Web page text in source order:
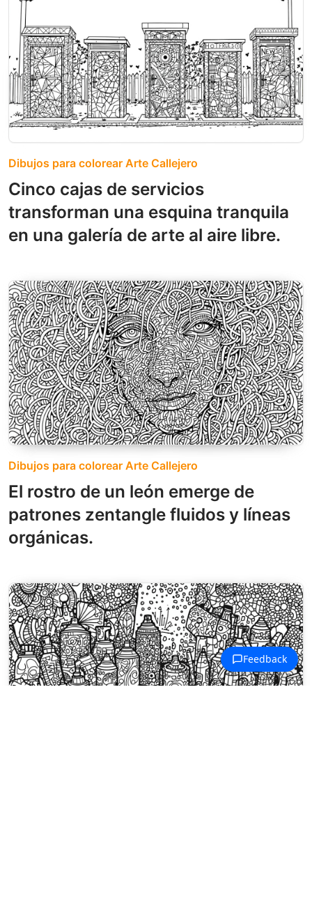
Dibujos para colorear Arte Callejero
Cinco cajas de servicios
transforman una esquina tranquila
en una galería de arte al aire libre.
Dibujos para colorear Arte Callejero
El rostro de un león emerge de
patrones zentangle fluidos y líneas
orgánicas.